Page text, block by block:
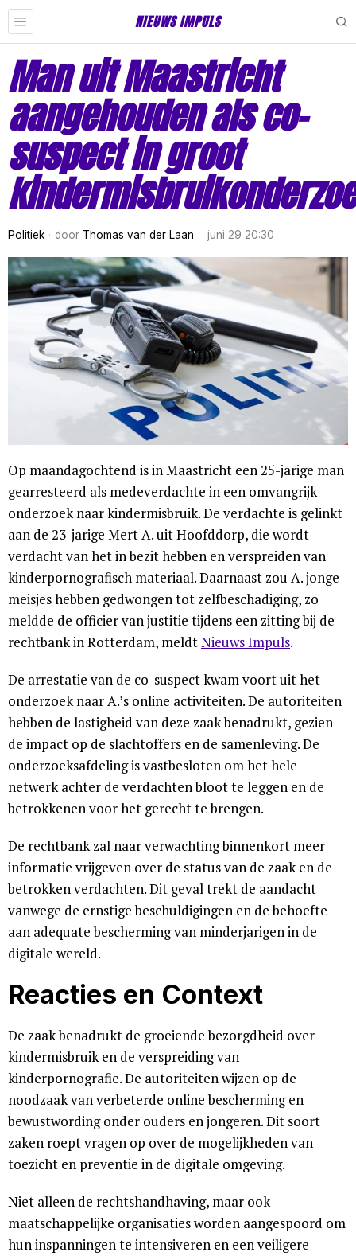
NIEUWS IMPULS
Man uit Maastricht
aangehouden als co-
suspect in groot
Politiek door Thomas van der Laan juni 29 20:30
Op maandagochtend is in Maastricht een 25-jarige man
gearresteerd als medeverdachte in een omvangrijk
onderzoek naar kindermisbruik. De verdachte is gelinkt
aan de 23-jarige Mert A. uit Hoofddorp, die wordt
verdacht van het in bezit hebben en verspreiden van
kinderpornografisch materiaal. Daarnaast zou A. jonge
meisjes hebben gedwongen tot zelfbeschadiging, zo
meldde de officier van justitie tijdens een zitting bij de
rechtbank in Rotterdam, meldtNieuws Impuls.
De arrestatie van de co-suspect kwam voort uit het
onderzoek naar A.’s online activiteiten. De autoriteiten
hebben de lastigheid van deze zaak benadrukt, gezien
de impact op de slachtoffers en de samenleving. De
onderzoeksafdeling is vastbesloten om het hele
netwerk achter de verdachten bloot te leggen en de
betrokkenen voor het gerecht te brengen.
De rechtbank zal naar verwachting binnenkort meer
informatie vrijgeven over de status van de zaak en de
betrokken verdachten. Dit geval trekt de aandacht
vanwege de ernstige beschuldigingen en de behoefte
aan adequate bescherming van minderjarigen in de
digitale wereld.
Reacties en Context
De zaak benadrukt de groeiende bezorgdheid over
kindermisbruik en de verspreiding van
kinderpornografie. De autoriteiten wijzen op de
noodzaak van verbeterde online bescherming en
bewustwording onder ouders en jongeren. Dit soort
zaken roept vragen op over de mogelijkheden van
toezicht en preventie in de digitale omgeving.
Niet alleen de rechtshandhaving, maar ook
maatschappelijke organisaties worden aangespoord om
hun inspanningen te intensiveren en een veiligere